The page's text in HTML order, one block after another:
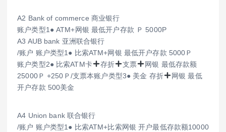
A2 Bank of commerce 商业银行
账户类型1● ATM+网银 最低开户存款 Ｐ 5000P
A3 AUB bank 亚洲联合银行
/账户 账户类型1● 比索ATM+网银 最低开户存款 5000Ｐ
账户类型2● 比索ATM卡
存折 支票
网银 最低存款额
25000Ｐ +250Ｐ/支票本账户类型3● 美金 存折
网银 最低
开户存款 500美金
A4 Union bank 联合银行
/账户 账户类型1● 比索ATM+比索网银 开户最低存款额10000